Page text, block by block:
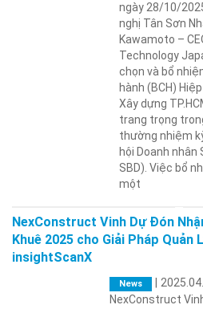
ngày 28/10/
nghị Tân Sơn
Kawamoto –
Technology
chọn và bổ
hành (BCH)
Xây dựng
trang trọng
thường nhiệm
hội Doanh nhân
SBD). Việc bổ
một
NexConstruct Vinh Dự Đón
Khuê 2025 cho Giải Pháp Quản
insightScanX
News
NexConstruct